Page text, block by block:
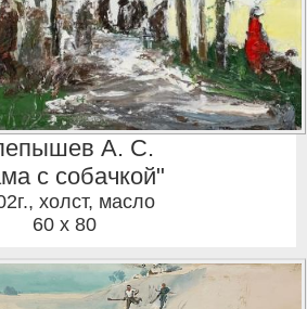
А. С.
с собачкой"
, холст, масло
60 x 80